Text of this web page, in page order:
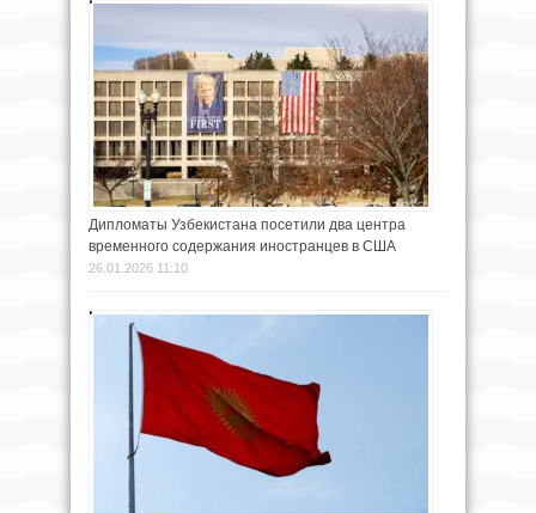
Дипломаты Узбекистана посетили два центра
временного содержания иностранцев в США
26.01.2026 11:10